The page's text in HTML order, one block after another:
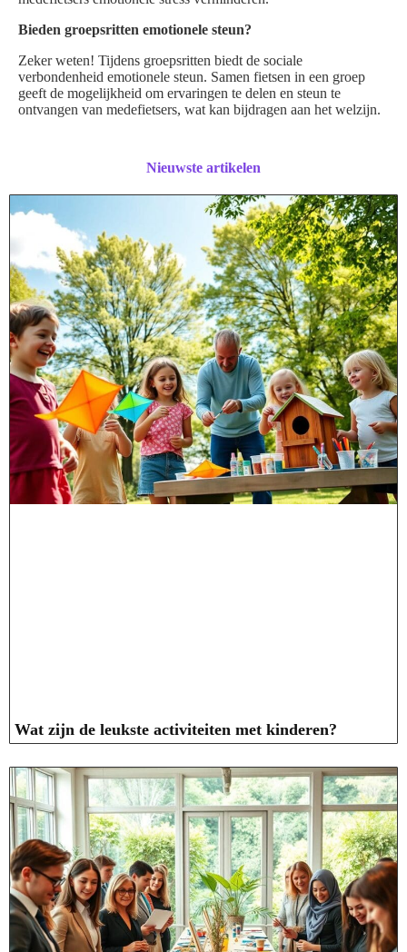
Bieden groepsritten emotionele steun?
Zeker weten! Tijdens groepsritten biedt de sociale
verbondenheid emotionele steun. Samen fietsen in een groep
geeft de mogelijkheid om ervaringen te delen en steun te
ontvangen van medefietsers, wat kan bijdragen aan het welzijn.
Nieuwste artikelen
Wat zijn de leukste activiteiten met kinderen?